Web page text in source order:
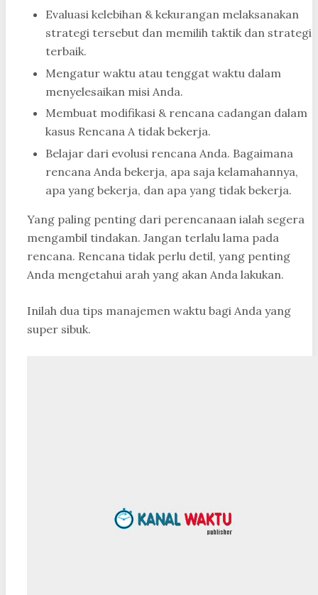
Evaluasi kelebihan & kekurangan melaksanakan
strategi tersebut dan memilih taktik dan strategi
terbaik.
Mengatur waktu atau tenggat waktu dalam
menyelesaikan misi Anda.
Membuat modifikasi & rencana cadangan dalam
kasus Rencana A tidak bekerja.
Belajar dari evolusi rencana Anda. Bagaimana
rencana Anda bekerja, apa saja kelamahannya,
apa yang bekerja, dan apa yang tidak bekerja.
Yang paling penting dari perencanaan ialah segera
mengambil tindakan. Jangan terlalu lama pada
rencana. Rencana tidak perlu detil, yang penting
Anda mengetahui arah yang akan Anda lakukan.
Inilah dua tips manajemen waktu bagi Anda yang
super sibuk.